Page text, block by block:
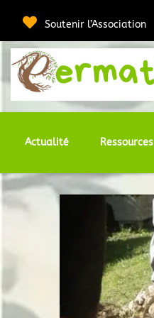
Soutenir l’Association
Actualité Ressources